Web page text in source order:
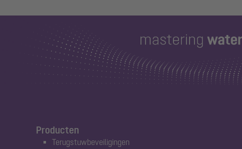
Producten
Terugstuwbeveiligingen